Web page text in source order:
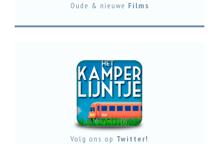
Oude & nieuwe Films
Volg ons op Twitter!